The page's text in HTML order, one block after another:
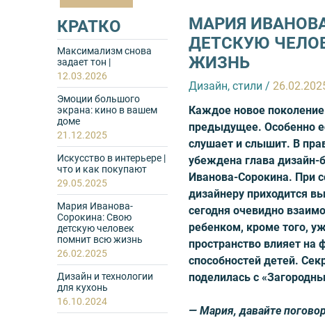
КРАТКО
Максимализм снова
задает тон |
12.03.2026
Эмоции большого
экрана: кино в вашем
доме
21.12.2025
Искусство в интерьере |
что и как покупают
29.05.2025
Мария Иванова-
Сорокина: Свою
детскую человек
помнит всю жизнь
26.02.2025
Дизайн и технологии
для кухонь
16.10.2024
МАРИЯ
ДЕТСКУЮ
ЖИЗНЬ
Дизайн, стили /
Каждое новое
предыдущее. Особенно
слушает и слышит. В
убеждена глава
Иванова-Сорокина. При
дизайнеру приходится
сегодня очевидно
ребенком, кроме того,
пространство влияет на
способностей детей.
поделилась с
— Мария, давайте